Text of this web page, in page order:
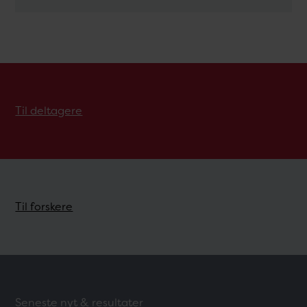
Til deltagere
Til forskere
Seneste nyt & resultater